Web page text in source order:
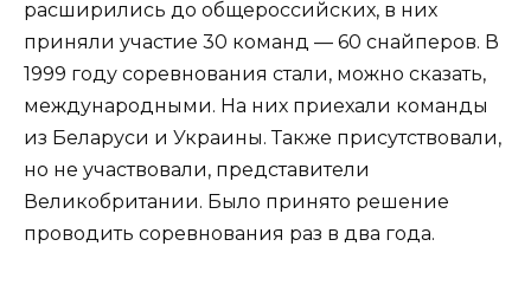
расширились до общероссийских, в них
приняли участие 30 команд — 60 снайперов. В
1999 году соревнования стали, можно сказать,
международными. На них приехали команды
из Беларуси и Украины. Также присутствовали,
но не участвовали, представители
Великобритании. Было принято решение
проводить соревнования раз в два года.